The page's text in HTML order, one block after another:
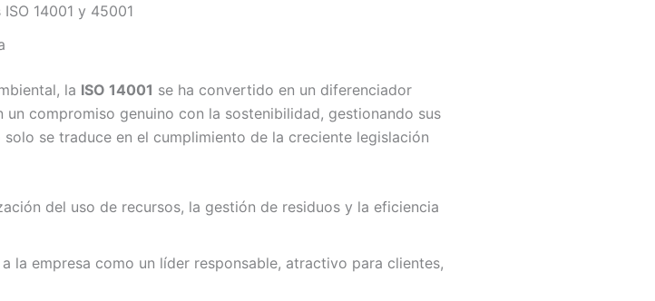
14001 y 45001
la ISO 14001 se ha convertido en un diferenciador
compromiso genuino con la sostenibilidad, gestionando sus
se traduce en el cumplimiento de la creciente legislación
del uso de recursos, la gestión de residuos y la eficiencia
la empresa como un líder responsable, atractivo para clientes,